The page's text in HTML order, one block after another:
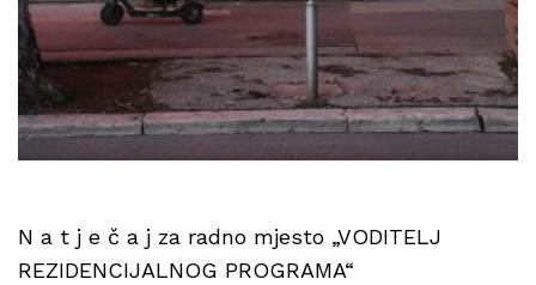
N a t j e č a j za radno mjesto „VODITELJ
REZIDENCIJALNOG PROGRAMA“